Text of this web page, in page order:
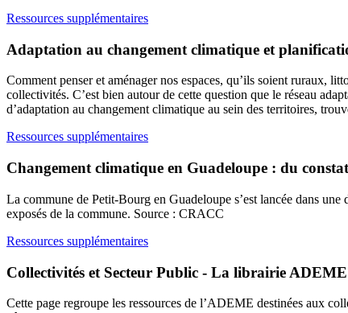
Ressources supplémentaires
Adaptation au changement climatique et
Comment penser et aménager nos espaces, qu’ils soient ruraux,
collectivités. C’est bien autour de cette question que le réseau
d’adaptation au changement climatique au sein des territoires,
Ressources supplémentaires
Changement climatique en Guadeloupe : du
La commune de Petit-Bourg en Guadeloupe s’est lancée dans
exposés de la commune. Source : CRACC
Ressources supplémentaires
Collectivités et Secteur Public - La librairie ADEME
Cette page regroupe les ressources de l’ADEME destinées aux